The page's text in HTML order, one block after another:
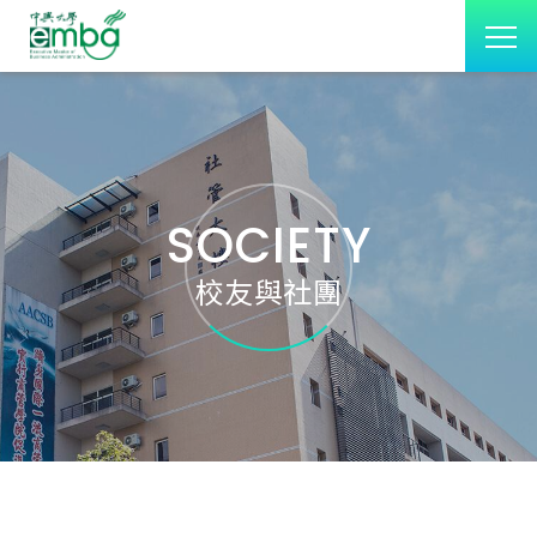
SOCIETY
校友與社團